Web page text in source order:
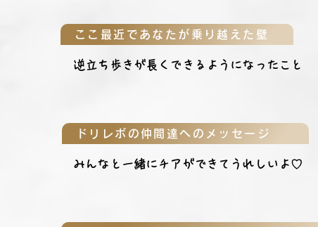
ここ最近であなたが乗り越えた壁
逆立ち歩きが長くできるようになったこと
ドリレボの仲間達へのメッセージ
みんなと一緒にチアができてうれしいよ♡